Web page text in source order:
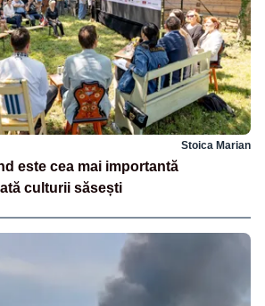
Stoica Marian
este cea mai importantă
culturii săsești